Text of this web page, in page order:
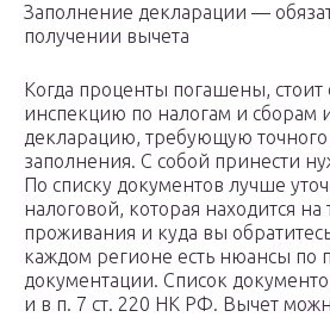
Заполнение декларации —
получении вычета
Когда проценты погашены, стоит
инспекцию по налогам и сборам
декларацию, требующую
заполнения. С собой принести
По списку документов лучше
налоговой, которая находится
проживания и куда вы
каждом регионе есть нюансы по
документации. Список
и в п. 7 ст. 220 НК РФ. Вычет